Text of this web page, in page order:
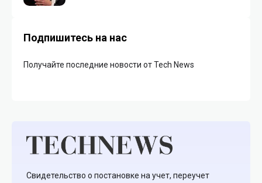
Подпишитесь на нас
Получайте последние новости от Tech News
Свидетельство о постановке на учет, переучет